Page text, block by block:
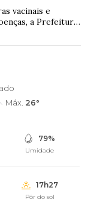
vacinais e
a Prefeitura
Máx. 26°
79%
Umidade
17h27
Pôr do sol